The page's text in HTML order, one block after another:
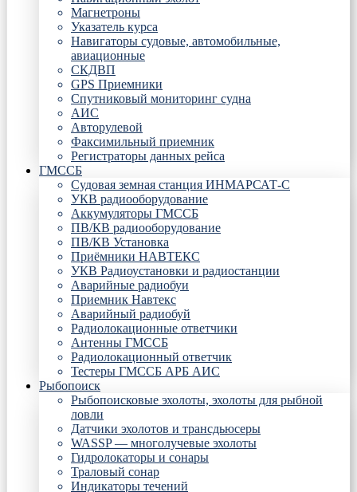
Магнетроны
Указатель курса
Навигаторы судовые, автомобильные,
авиационные
СКДВП
GPS Приемники
Спутниковый мониторинг судна
АИС
Авторулевой
Факсимильный приемник
Регистраторы данных рейса
ГМССБ
Судовая земная станция ИНМАРСАТ-С
УКВ радиооборудование
Аккумуляторы ГМССБ
ПВ/КВ радиооборудование
ПВ/КВ Установка
Приёмники НАВТЕКС
УКВ Радиоустановки и радиостанции
Аварийные радиобуи
Приемник Навтекс
Аварийный радиобуй
Радиолокационные ответчики
Антенны ГМССБ
Радиолокационный ответчик
Тестеры ГМССБ АРБ АИС
Рыбопоиск
Рыбопоисковые эхолоты, эхолоты для рыбной
ловли
Датчики эхолотов и трансдьюсеры
WASSP — многолучевые эхолоты
Гидролокаторы и сонары
Траловый сонар
Индикаторы течений